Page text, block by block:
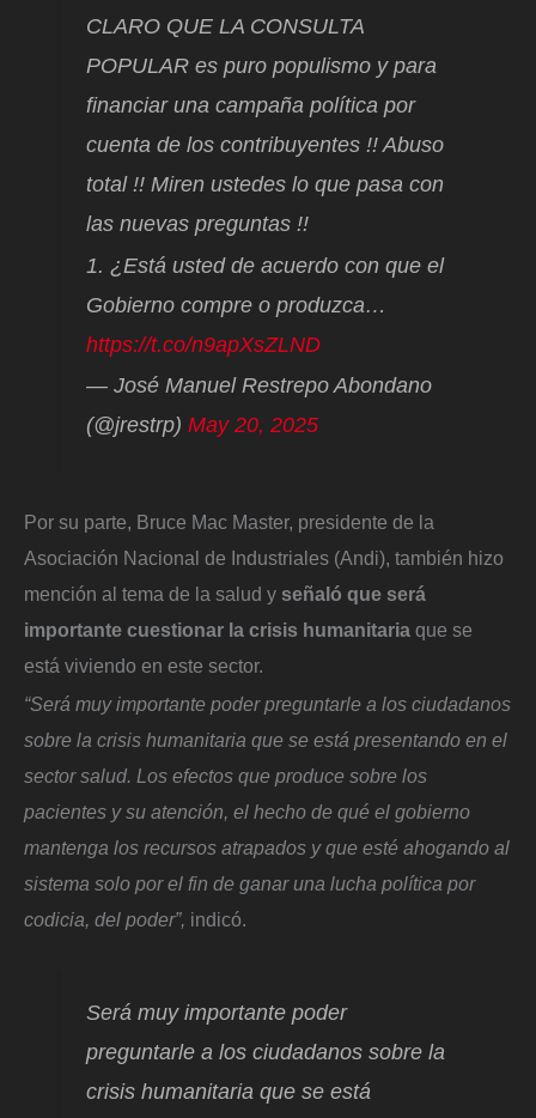
CLARO QUE LA CONSULTA
POPULAR es puro populismo y para
financiar una campaña política por
cuenta de los contribuyentes !! Abuso
total !! Miren ustedes lo que pasa con
las nuevas preguntas !!
1. ¿Está usted de acuerdo con que el
Gobierno compre o produzca…
https://t.co/n9apXsZLND
— José Manuel Restrepo Abondano
(@jrestrp)May 20, 2025
Por su parte, Bruce Mac Master, presidente de la
Asociación Nacional de Industriales (Andi), también hizo
mención al tema de la salud y señaló que será
importante cuestionar la crisis humanitaria que se
está viviendo en este sector.
“Será muy importante poder preguntarle a los ciudadanos
sobre la crisis humanitaria que se está presentando en el
sector salud. Los efectos que produce sobre los
pacientes y su atención, el hecho de qué el gobierno
mantenga los recursos atrapados y que esté ahogando al
sistema solo por el fin de ganar una lucha política por
codicia, del poder”, indicó.
Será muy importante poder
preguntarle a los ciudadanos sobre la
crisis humanitaria que se está